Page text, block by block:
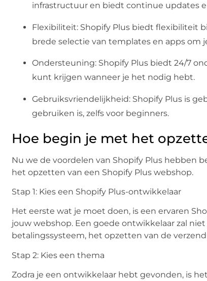
infrastructuur en biedt continue updates
Flexibiliteit: Shopify Plus biedt flexibiliteit
brede selectie van templates en apps om
Ondersteuning: Shopify Plus biedt 24/7
kunt krijgen wanneer je het nodig hebt.
Gebruiksvriendelijkheid: Shopify Plus is
gebruiken is, zelfs voor beginners.
Hoe begin je met het
Nu we de voordelen van Shopify Plus hebben
het opzetten van een Shopify Plus webshop.
Stap 1: Kies een Shopify Plus-ontwikkelaar
Het eerste wat je moet doen, is een ervaren
jouw webshop. Een goede ontwikkelaar zal
betalingssysteem, het opzetten van de
Stap 2: Kies een thema
Zodra je een ontwikkelaar hebt gevonden, is